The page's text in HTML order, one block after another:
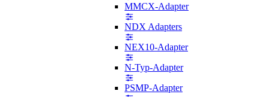
MMCX-Adapter
NDX Adapters
NEX10-Adapter
N-Typ-Adapter
PSMP-Adapter